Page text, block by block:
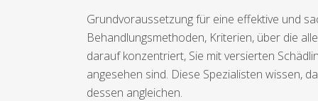
Grundvoraussetzung für eine effektive und
Behandlungsmethoden, Kriterien, über die
darauf konzentriert, Sie mit versierten
angesehen sind. Diese Spezialisten wissen,
dessen angleichen.